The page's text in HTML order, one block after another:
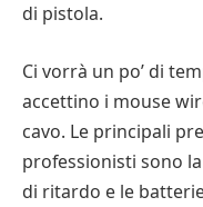
di pistola.
Ci vorrà un po’ di
accettino i mouse
cavo. Le principali
professionisti sono
di ritardo e le